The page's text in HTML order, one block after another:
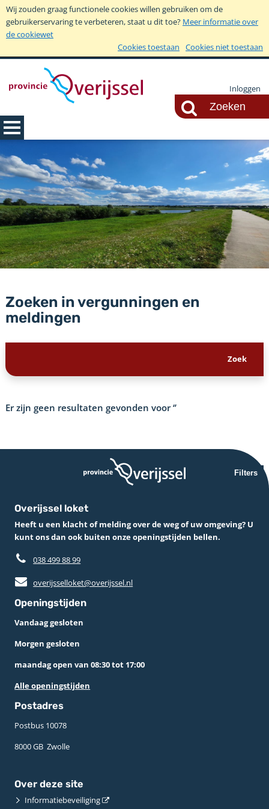
Wij zouden graag functionele cookies willen gebruiken om de
gebruikerservaring te verbeteren, staat u dit toe? Meer informatie over
de cookiewet
Cookies toestaan
Cookies niet toestaan
Inloggen
Zoeken in vergunningen en
meldingen
Er zijn geen resultaten gevonden voor‘’
Filters
Overijssel loket
Heeft u een klacht of melding over de weg of uw omgeving? U
kunt ons dan ook buiten onze openingstijden bellen.
038 499 88 99
overijsselloket@overijssel.nl
Openingstijden
Vandaag gesloten
Morgen gesloten
maandag open van 08:30 tot 17:00
Alle openingstijden
Postadres
Postbus 10078 ­
8000 GB ­ Zwolle
Over deze site
Informatiebeveiliging